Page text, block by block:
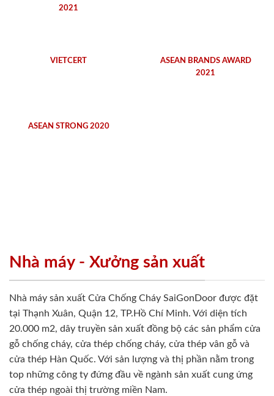
2021
VIETCERT
ASEAN BRANDS AWARD
2021
ASEAN STRONG 2020
Nhà máy - Xưởng sản xuất
Nhà máy sản xuất Cửa Chống Cháy SaiGonDoor được đặt
tại Thạnh Xuân, Quận 12, TP.Hồ Chí Minh. Với diện tích
20.000 m2, dây truyền sản xuất đồng bộ các sản phẩm cửa
gỗ chống cháy, cửa thép chống cháy, cửa thép vân gỗ và
cửa thép Hàn Quốc. Với sản lượng và thị phần nằm trong
top những công ty đứng đầu về ngành sản xuất cung ứng
cửa thép ngoài thị trường miền Nam.